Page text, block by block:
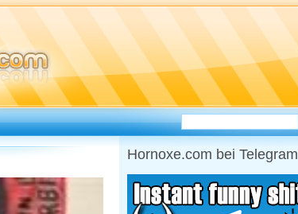
Hornoxe.com bei Telegram